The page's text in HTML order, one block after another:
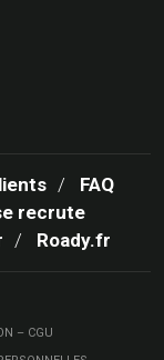
FAQ
recrute
Roady.fr
– CGU